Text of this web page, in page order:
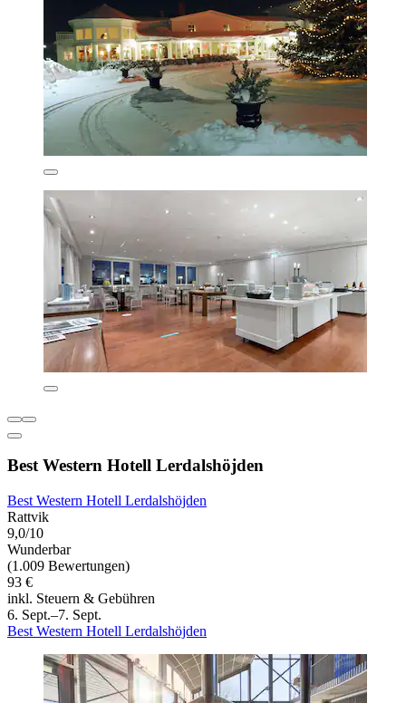
Best Western Hotell Lerdalshöjden
Best Western Hotell Lerdalshöjden
Rattvik
9,0/10
Wunderbar
(1.009 Bewertungen)
93 €
inkl. Steuern & Gebühren
6. Sept.–7. Sept.
Best Western Hotell Lerdalshöjden